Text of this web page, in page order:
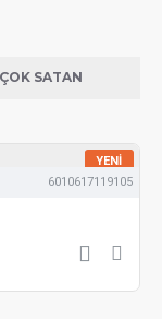
SATAN
YENI
6010617119105